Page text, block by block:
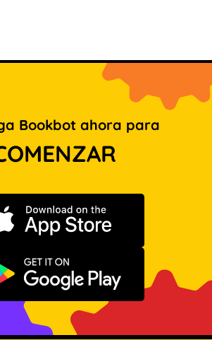
Bookbot ahora para
Descargar en App Store
Disponible en Google Play